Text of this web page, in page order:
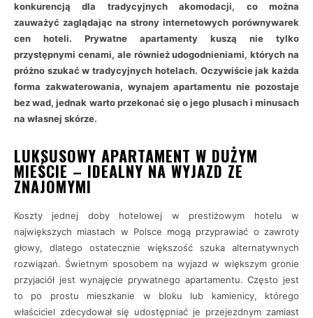
konkurencją dla tradycyjnych akomodacji, co można
zauważyć zaglądając na strony internetowych porównywarek
cen hoteli. Prywatne apartamenty kuszą nie tylko
przystępnymi cenami, ale również udogodnieniami, których na
próżno szukać w tradycyjnych hotelach. Oczywiście jak każda
forma zakwaterowania, wynajem apartamentu nie pozostaje
bez wad, jednak warto przekonać się o jego plusach i minusach
na własnej skórze.
LUKSUSOWY APARTAMENT W DUŻYM
MIEŚCIE – IDEALNY NA WYJAZD ZE
ZNAJOMYMI
Koszty jednej doby hotelowej w prestiżowym hotelu w
największych miastach w Polsce mogą przyprawiać o zawroty
głowy, dlatego ostatecznie większość szuka alternatywnych
rozwiązań. Świetnym sposobem na wyjazd w większym gronie
przyjaciół jest wynajęcie prywatnego apartamentu. Często jest
to po prostu mieszkanie w bloku lub kamienicy, którego
właściciel zdecydował się udostępniać je przejezdnym zamiast